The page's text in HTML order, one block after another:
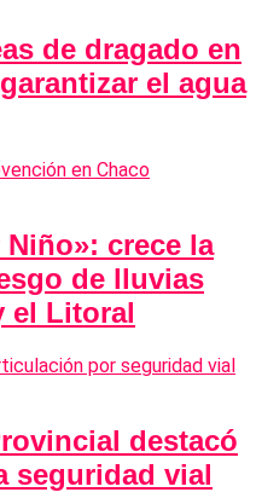
de dragado en
el agua
crece la
de lluvias
el Litoral
destacó
seguridad vial